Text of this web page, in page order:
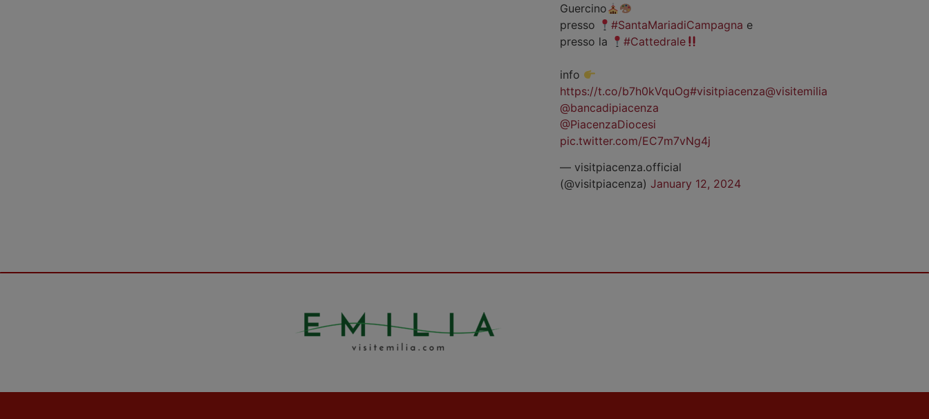
Guercino
presso
#SantaMariadiCampagna e
presso la
#Cattedrale
info
https://t.co/b7h0kVquOg#visitpiacenza@visitemilia
@bancadipiacenza
@PiacenzaDiocesi
pic.twitter.com/EC7m7vNg4j
— visitpiacenza.official
(@visitpiacenza) January 12, 2024